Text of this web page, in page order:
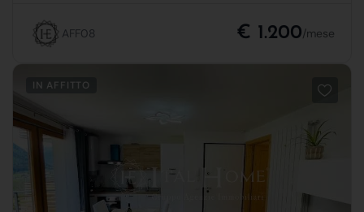
AFF08 € 1.200/mese
IN AFFITTO